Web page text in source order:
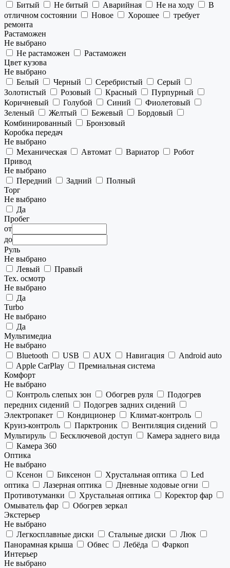
Битый
Не битый Аварийная Не на ходу
В
отличном состоянии
Новое Хорошее
требует
ремонта
Растаможен
Не выбрано
Не растаможен
Растаможен
Цвет кузова
Не выбрано
Белый
Черный Серебристый
Серый
Золотистый
Розовый Красный
Пурпурный
Коричневый
Голубой Синий
Фиолетовый
Зеленый
Желтый Бежевый
Бордовый
Комбинированный
Бронзовый
Коробка передач
Не выбрано
Механическая
Автомат Вариатор
Робот
Привод
Не выбрано
Передний
Задний
Полный
Торг
Не выбрано
Да
Пробег
от
до
Руль
Не выбрано
Левый
Правый
Тех. осмотр
Не выбрано
Да
Turbo
Не выбрано
Да
Мультимедиа
Не выбрано
Bluetooth
USB AUX Навигация
Android auto
Apple CarPlay
Премиальная система
Комфорт
Не выбрано
Контроль слепых зон
Обогрев руля
Подогрев
передних сидений
Подогрев задних сидений
Электропакет
Кондиционер
Климат-контроль
Круиз-контроль
Парктроник
Вентиляция сидений
Мультируль
Бесключевой доступ
Камера заднего вида
Камера 360
Оптика
Не выбрано
Ксенон
Биксенон Хрустальная оптика
Led
оптика
Лазерная оптика
Дневные ходовые огни
Противотуманки
Хрустальная оптика
Коректор фар
Омыватель фар
Обогрев зеркал
Экстерьер
Не выбрано
Легкосплавные диски
Стальные диски
Люк
Панорамная крыша
Обвес Лебёда
Фаркоп
Интерьер
Не выбрано